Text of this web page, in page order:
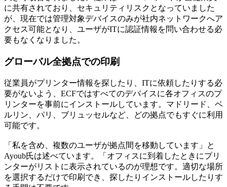
に共有されており、セキュリティリスクとなっていました
が、現在では管理対象デバイスのみが社内ネットワークへア
クセス可能となり、ユーザがITに認証情報を問い合わせる必
要もなくなりました。
グローバル全拠点での印刷
従業員がプリンター情報を探したり、ITに依頼したりする必
要がないよう、ECFではすべてのデバイスに各オフィスのプ
リンターを事前にインストールしています。マドリード、ベ
ルリン、パリ、ブリュッセルなど、どの拠点でもすぐに利用
可能です。
「私を含め、複数のユーザが拠点間を移動しています」と
Ayoub氏は述べています。「オフィスに到着したときにプリ
ンターがリストに表示されているのが理想です。適切な場所
を選択するだけで印刷でき、探したりインストールしたりす